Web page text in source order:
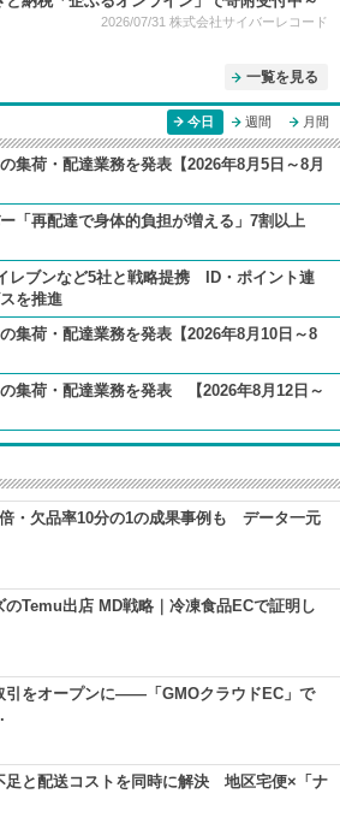
2026/07/31 株式会社サイバーレコード
一覧を見る
今日 週間 月間
集荷・配達業務を発表【2026年8月5日～8月
「再配達で身体的負担が増える」7割以上
レブンなど5社と戦略提携 ID・ポイント連
を推進
集荷・配達業務を発表【2026年8月10日～8
集荷・配達業務を発表 【2026年8月12日～
・欠品率10分の1の成果事例も データ一元
のTemu出店 MD戦略｜冷凍食品ECで証明し
引をオープンに――「GMOクラウドEC」で
足と配送コストを同時に解決 地区宅便×「ナ